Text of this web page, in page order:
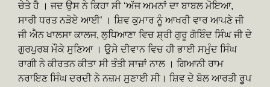
ਚੇਤੇ ਹੈ । ਜਦ ਉਸ ਨੇ ਕਿਹਾ ਸੀ ‘ਅੱਜ ਅਮਨਾਂ ਦਾ ਬਾਬਲ ਮੋਇਆ,
ਸਾਰੀ ਧਰਤ ਨੜੋਏ ਆਈ’ । ਸ਼ਿਵ ਕੁਮਾਰ ਨੂੰ ਆਖਰੀ ਵਾਰ ਆਪਣੇ ਜੀ
ਜੀ ਐਨ ਖਾਲਸਾ ਕਾਲਜ, ਲੁਧਿਆਣਾ ਵਿਚ ਸ਼੍ਰੀ ਗੁਰੂ ਗੋਬਿੰਦ ਸਿੰਘ ਜੀ ਦੇ
ਗੁਰਪੁਰਬ ਮੌਕੇ ਸੁਣਿਆ । ਉਸੇ ਦੀਵਾਨ ਵਿਚ ਹੀ ਭਾਈ ਸਮੁੰਦ ਸਿੰਘ
ਰਾਗੀ ਨੇ ਕੀਰਤਨ ਕੀਤਾ ਸੀ ਤੰਤੀ ਸਾਜ਼ਾਂ ਨਾਲ । ਗਿਆਨੀ ਰਾਮ
ਨਰਾਇਣ ਸਿੰਘ ਦਰਦੀ ਨੇ ਨਜ਼ਮ ਸੁਣਾਈ ਸੀ। ਸ਼ਿਵ ਦੇ ਬੋਲ ਆਰਤੀ ਰੂਪ